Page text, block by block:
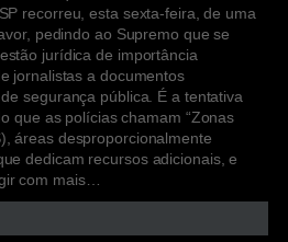
recorreu, esta sexta-feira, de uma
pedindo ao Supremo que se
jurídica de importância
jornalistas a documentos
segurança pública. É a tentativa
que as polícias chamam “Zonas
áreas desproporcionalmente
dedicam recursos adicionais, e
com mais…